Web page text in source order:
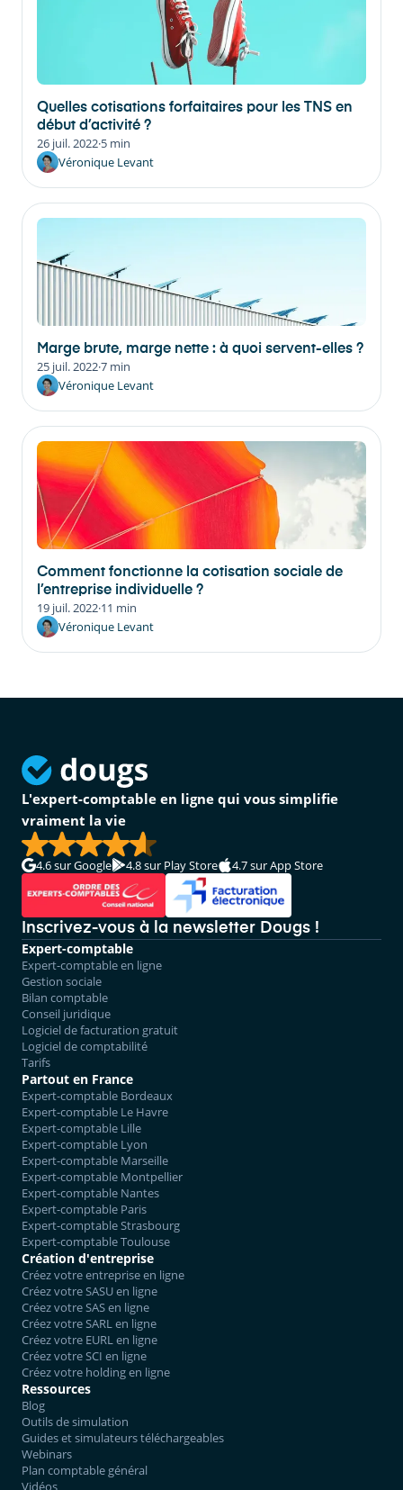
Quelles cotisations forfaitaires pour les TNS en
début d’activité ?
26 juil. 2022·5 min
Véronique Levant
Marge brute, marge nette : à quoi servent-elles ?
25 juil. 2022·7 min
Véronique Levant
Comment fonctionne la cotisation sociale de
l’entreprise individuelle ?
19 juil. 2022·11 min
Véronique Levant
L'expert-comptable en ligne qui vous simplifie
vraiment la vie
4.6sur Google 4.8sur Play Store 4.7sur App Store
Inscrivez-vous à la newsletter Dougs !
Expert-comptable
Expert-comptable en ligne
Gestion sociale
Bilan comptable
Conseil juridique
Logiciel de facturation gratuit
Logiciel de comptabilité
Tarifs
Partout en France
Expert-comptable Bordeaux
Expert-comptable Le Havre
Expert-comptable Lille
Expert-comptable Lyon
Expert-comptable Marseille
Expert-comptable Montpellier
Expert-comptable Nantes
Expert-comptable Paris
Expert-comptable Strasbourg
Expert-comptable Toulouse
Création d'entreprise
Créez votre entreprise en ligne
Créez votre SASU en ligne
Créez votre SAS en ligne
Créez votre SARL en ligne
Créez votre EURL en ligne
Créez votre SCI en ligne
Créez votre holding en ligne
Ressources
Blog
Outils de simulation
Guides et simulateurs téléchargeables
Webinars
Plan comptable général